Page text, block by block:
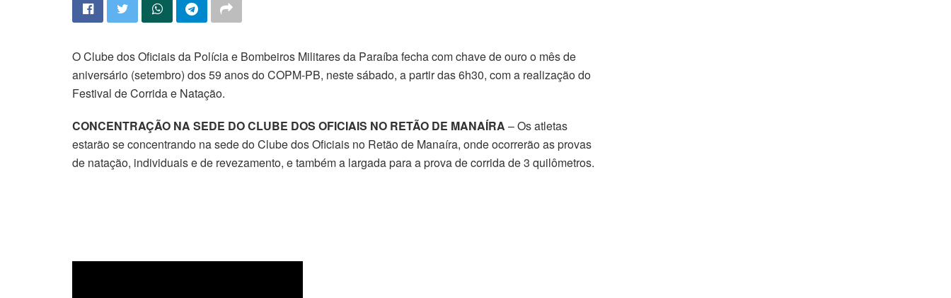
O Clube dos Oficiais da Polícia e Bombeiros Militares da Paraíba fecha com chave de ouro o mês de
aniversário (setembro) dos 59 anos do COPM-PB, neste sábado, a partir das 6h30, com a realização do
Festival de Corrida e Natação.
CONCENTRAÇÃO NA SEDE DO CLUBE DOS OFICIAIS NO RETÃO DE MANAÍRA – Os atletas
estarão se concentrando na sede do Clube dos Oficiais no Retão de Manaíra, onde ocorrerão as provas
de natação, individuais e de revezamento, e também a largada para a prova de corrida de 3 quilômetros.